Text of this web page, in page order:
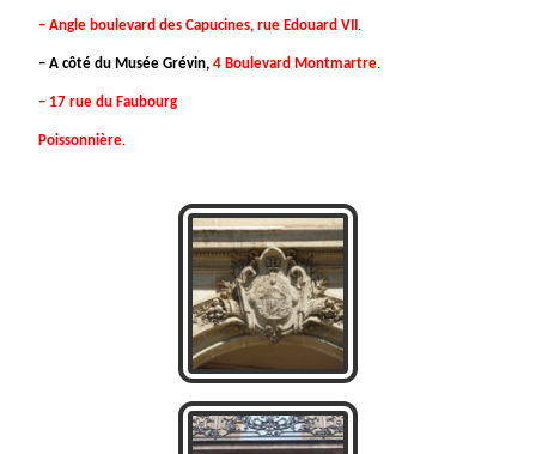
– Angle boulevard des Capucines, rue Edouard VII .
– A côté du Musée Grévin,4 Boulevard Montmartre.
– 17 rue du Faubourg
Poissonnière.